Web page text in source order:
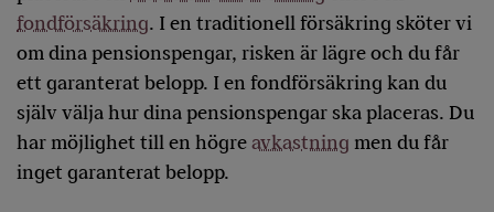
fondförsäkring. I en traditionell försäkring sköter vi
om dina pensionspengar, risken är lägre och du får
ett garanterat belopp. I en fondförsäkring kan du
själv välja hur dina pensionspengar ska placeras. Du
har möjlighet till en högreavkastning men du får
inget garanterat belopp.